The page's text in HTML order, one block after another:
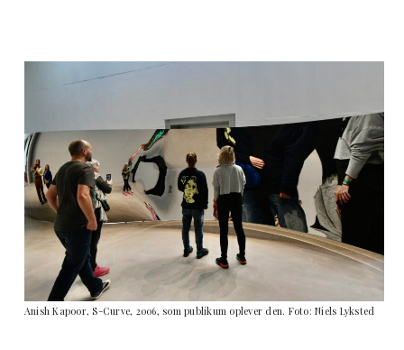
Anish Kapoor, S-Curve, 2006, som publikum oplever den. Foto: Niels Lyksted